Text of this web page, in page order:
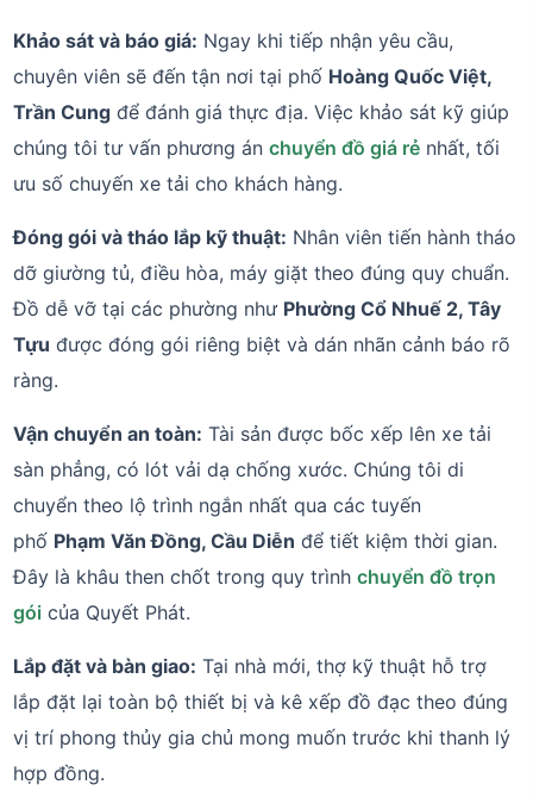
Khảo sát và báo giá: Ngay khi tiếp nhận yêu cầu,
chuyên viên sẽ đến tận nơi tại phố Hoàng Quốc Việt,
Trần Cung để đánh giá thực địa. Việc khảo sát kỹ giúp
chúng tôi tư vấn phương ánchuyển đồ giá rẻ nhất, tối
ưu số chuyến xe tải cho khách hàng.
Đóng gói và tháo lắp kỹ thuật: Nhân viên tiến hành tháo
dỡ giường tủ, điều hòa, máy giặt theo đúng quy chuẩn.
Đồ dễ vỡ tại các phường như Phường Cổ Nhuế 2, Tây
Tựu được đóng gói riêng biệt và dán nhãn cảnh báo rõ
ràng.
Vận chuyển an toàn: Tài sản được bốc xếp lên xe tải
sàn phẳng, có lót vải dạ chống xước. Chúng tôi di
chuyển theo lộ trình ngắn nhất qua các tuyến
phố Phạm Văn Đồng, Cầu Diễn để tiết kiệm thời gian.
Đây là khâu then chốt trong quy trìnhchuyển đồ trọn
gói của Quyết Phát.
Lắp đặt và bàn giao: Tại nhà mới, thợ kỹ thuật hỗ trợ
lắp đặt lại toàn bộ thiết bị và kê xếp đồ đạc theo đúng
vị trí phong thủy gia chủ mong muốn trước khi thanh lý
hợp đồng.